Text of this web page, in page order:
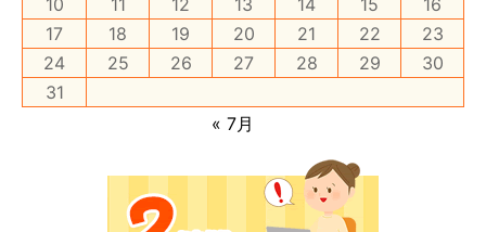
17
18 19 20 21 22
23
24
25 26 27 28 29
30
31
« 7月